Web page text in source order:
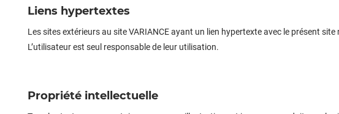
Liens hypertextes
Les sites extérieurs au site VARIANCE ayant un lien hypertexte avec le présent
L’utilisateur est seul responsable de leur utilisation.
Propriété intellectuelle